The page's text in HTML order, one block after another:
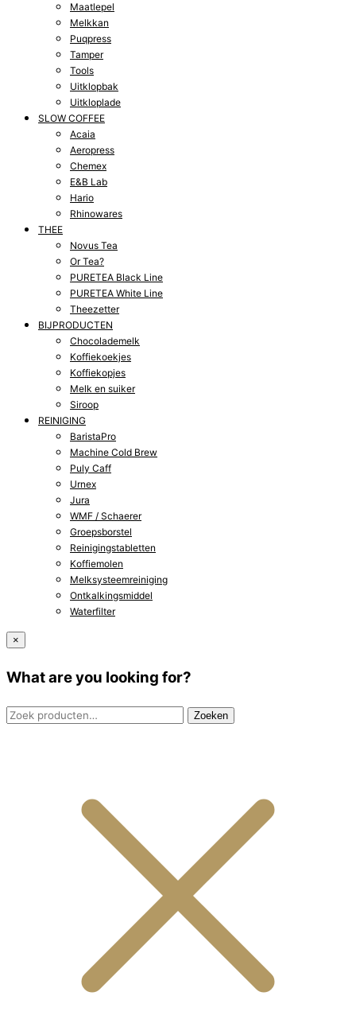
Maatlepel
Melkkan
Puqpress
Tamper
Tools
Uitklopbak
Uitkloplade
SLOW COFFEE
Acaia
Aeropress
Chemex
E&B Lab
Hario
Rhinowares
THEE
Novus Tea
Or Tea?
PURETEA Black Line
PURETEA White Line
Theezetter
BIJPRODUCTEN
Chocolademelk
Koffiekoekjes
Koffiekopjes
Melk en suiker
Siroop
REINIGING
BaristaPro
Machine Cold Brew
Puly Caff
Urnex
Jura
WMF / Schaerer
Groepsborstel
Reinigingstabletten
Koffiemolen
Melksysteemreiniging
Ontkalkingsmiddel
Waterfilter
×
What are you looking for?
Zoeken
naar:
Zoeken